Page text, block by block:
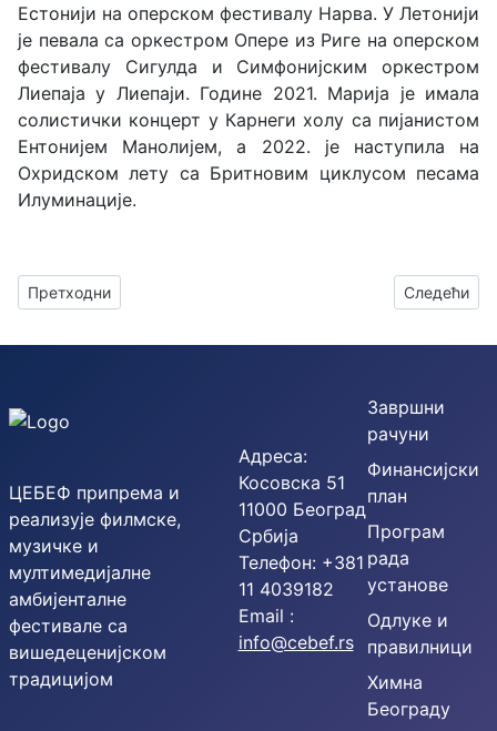
Естонији на оперском фестивалу Нарва. У Летонији
је певала са оркестром Опере из Риге на оперском
фестивалу Сигулда и Симфонијским оркестром
Лиепаја у Лиепаји. Године 2021. Марија је имала
солистички концерт у Карнеги холу са пијанистом
Ентонијем Манолијем, а 2022. је наступила на
Охридском лету са Бритновим циклусом песама
Илуминације.
Претходни чланак: Велико интересовање за “Аниме
Претходни Следећи
Следећи
ЦЕБЕФ припрема и
реализује филмске,
музичке и
мултимедијалне
амбијенталне
фестивале са
вишедеценијском
традицијом
Адреса:
Косовска 51
11000 Београд
Србија
Телефон: +381
11 4039182
Email :
info@cebef.rs
Завршни
рачуни
Финансијски
план
Програм
рада
установе
Одлуке и
правилници
Химна
Београду